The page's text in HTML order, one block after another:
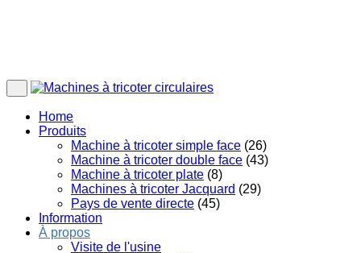
Home
Produits
Machine à tricoter simple face (26)
Machine à tricoter double face (43)
Machine à tricoter plate (8)
Machines à tricoter Jacquard (29)
Pays de vente directe (45)
Information
À propos
Visite de l'usine